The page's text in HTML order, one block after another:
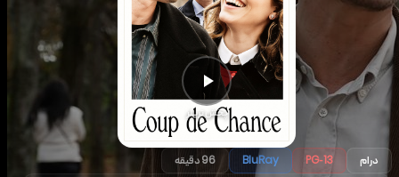
پخش تریلر
درام PG-13
BluRay 96 دقیقه